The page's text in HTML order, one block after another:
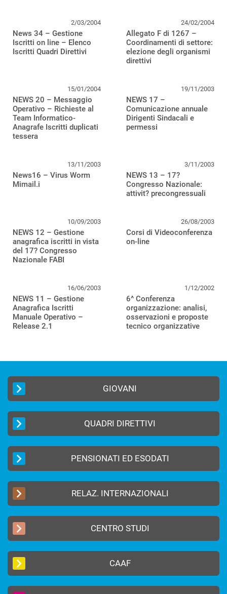
2/03/2004
News 34 – Gestione
Iscritti on line – Elenco
Iscritti Quadri Direttivi
24/02/2004
Allegato F di 1267 –
Coordinamenti di settore:
elezione degli organismi
direttivi
15/01/2004
NEWS 20 – Messaggio
Operativo – Richieste al
Team Informatico-
Anagrafe Iscritti duplicati
tessera
19/11/2003
NEWS 17 –
Comunicazione annuale
Dirigenti Sindacali e
permessi
13/11/2003
News16 – Virus Worm
Mimail.i
3/11/2003
NEWS 13 – 17?
Congresso Nazionale:
attivit? precongressuali
10/09/2003
NEWS 12 – Gestione
anagrafica iscritti in vista
del 17? Congresso
Nazionale FABI
26/08/2003
Corsi di Videoconferenza
on-line
16/06/2003
NEWS 11 – Gestione
Anagrafica Iscritti
Manuale Operativo –
Release 2.1
1/12/2002
6^ Conferenza
organizzazione: analisi,
osservazioni e proposte
tecnico organizzative
GIOVANI
QUADRI DIRETTIVI
PENSIONATI ED ESODATI
RELAZ. INTERNAZIONALI
CENTRO STUDI
CAAF